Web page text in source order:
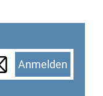
Anmelden